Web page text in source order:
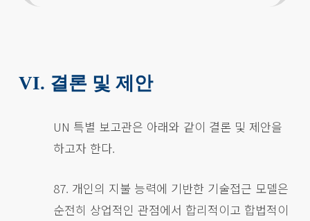
VI. 결론 및 제안
UN 특별 보고관은 아래와 같이 결론 및 제안을
하고자 한다.
87. 개인의 지불 능력에 기반한 기술접근 모델은
순전히 상업적인 관점에서 합리적이고 합법적이